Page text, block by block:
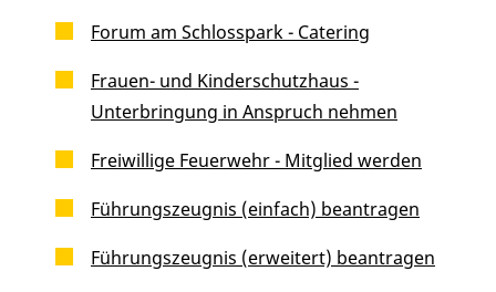
Forum am Schlosspark - Catering
Frauen- und Kinderschutzhaus -
Unterbringung in Anspruch nehmen
Freiwillige Feuerwehr - Mitglied werden
Führungszeugnis (einfach) beantragen
Führungszeugnis (erweitert) beantragen